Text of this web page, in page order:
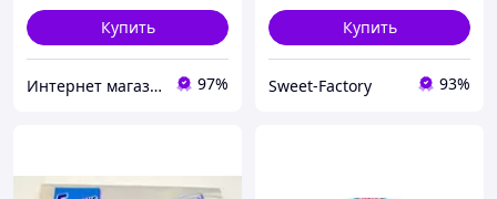
Купить
Интернет магазин «Coffee Day» 97%
Купить
Sweet-Factory 93%